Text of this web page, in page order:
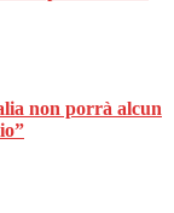
non porrà alcun